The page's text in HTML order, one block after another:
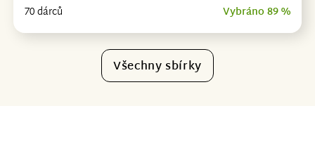
70 dárců Vybráno 89 %
Všechny sbírky